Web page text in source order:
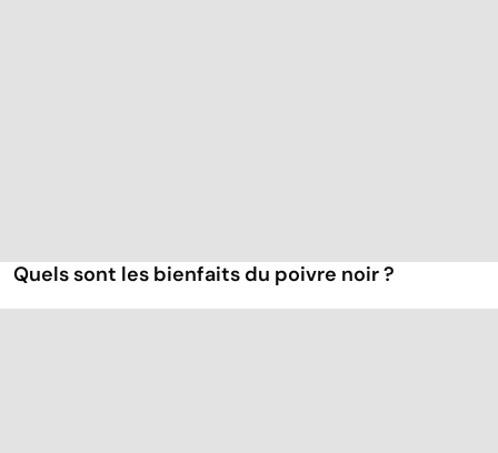
Quels sont les bienfaits du poivre noir ?